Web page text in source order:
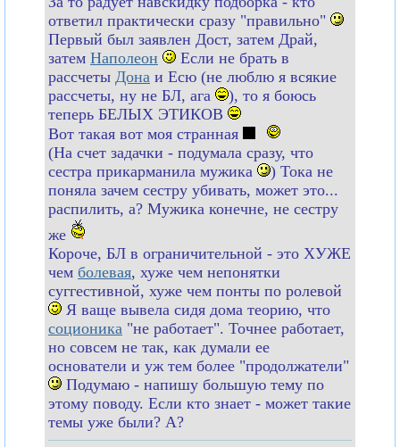
ответил практически сразу "правильно"
Первый был заявлен Дост, затем Драй,
затем Наполеон
Если не брать в
рассчеты Дона и Есю (не люблю я всякие
рассчеты, ну не БЛ, ага
), то я боюсь
теперь БЕЛЫХ ЭТИКОВ
Вот такая вот моя странная
(На счет задачки - подумала сразу, что
сестра прикарманила мужика
) Тока не
поняла зачем сестру убивать, может это...
распилить, а? Мужика конечне, не сестру
же
Короче, БЛ в ограничительной - это ХУЖЕ
чем болевая, хуже чем непонятки
суггестивной, хуже чем понты по ролевой
Я ваще вывела сидя дома теорию, что
соционика "не работает". Точнее работает,
но совсем не так, как думали ее
основатели и уж тем более "продолжатели"
Подумаю - напишу большую тему по
этому поводу. Если кто знает - может такие
темы уже были? А?